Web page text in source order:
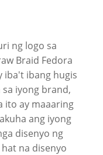
ng logo sa
Braid Fedora
iba't ibang hugis
iyong brand,
ito ay maaaring
ang iyong
disenyo ng
na disenyo